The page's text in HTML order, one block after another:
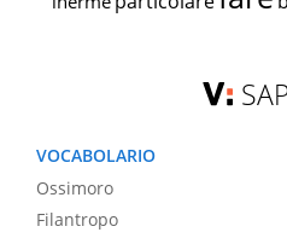
VOCABOLARIO
Ossimoro
Filantropo